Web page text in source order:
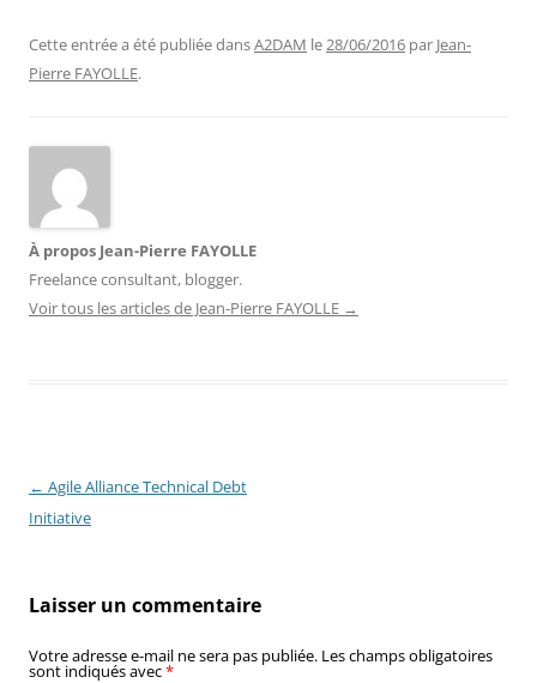
Cette entrée a été publiée dansA2DAM le28/06/2016 par Jean-
Pierre FAYOLLE.
À propos Jean-Pierre FAYOLLE
Freelance consultant, blogger.
Voir tous les articles de Jean-Pierre FAYOLLE →
Navigation
des
← Agile Alliance Technical Debt
Initiative
Laisser un commentaire
Votre adresse e-mail ne sera pas publiée. Les champs obligatoires
sont indiqués avec*